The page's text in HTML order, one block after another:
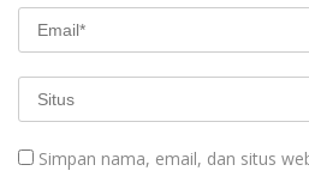
Simpan nama, email, dan situs